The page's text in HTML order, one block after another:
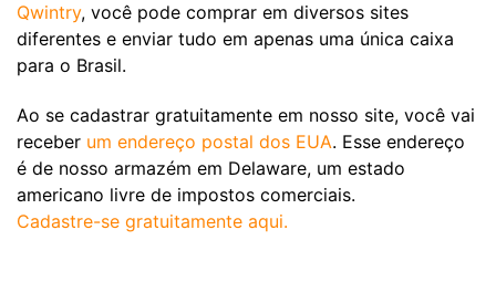
Qwintry, você pode comprar em diversos sites
diferentes e enviar tudo em apenas uma única caixa
para o Brasil.
Ao se cadastrar gratuitamente em nosso site, você vai
receber um endereço postal dos EUA. Esse endereço
é de nosso armazém em Delaware, um estado
americano livre de impostos comerciais.
Cadastre-se gratuitamente aqui.